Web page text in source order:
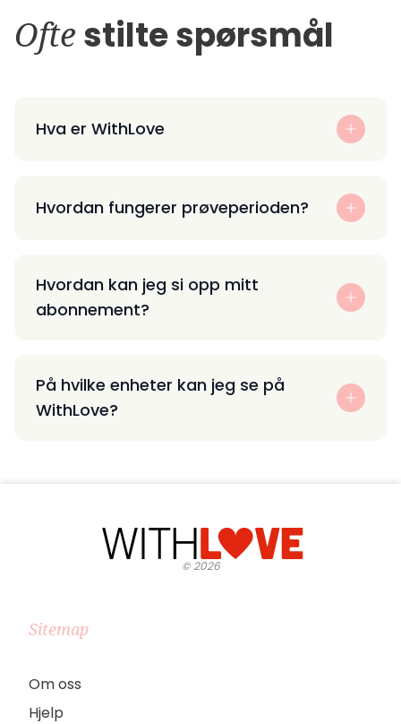
Ofte stilte spørsmål
Hva er WithLove
Hvordan fungerer prøveperioden?
Hvordan kan jeg si opp mitt
abonnement?
På hvilke enheter kan jeg se på
WithLove?
©2026
Sitemap
Om oss
Hjelp